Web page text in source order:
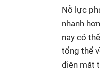
Nỗ lực
nhanh
nay có
tổng thể
điện mặt